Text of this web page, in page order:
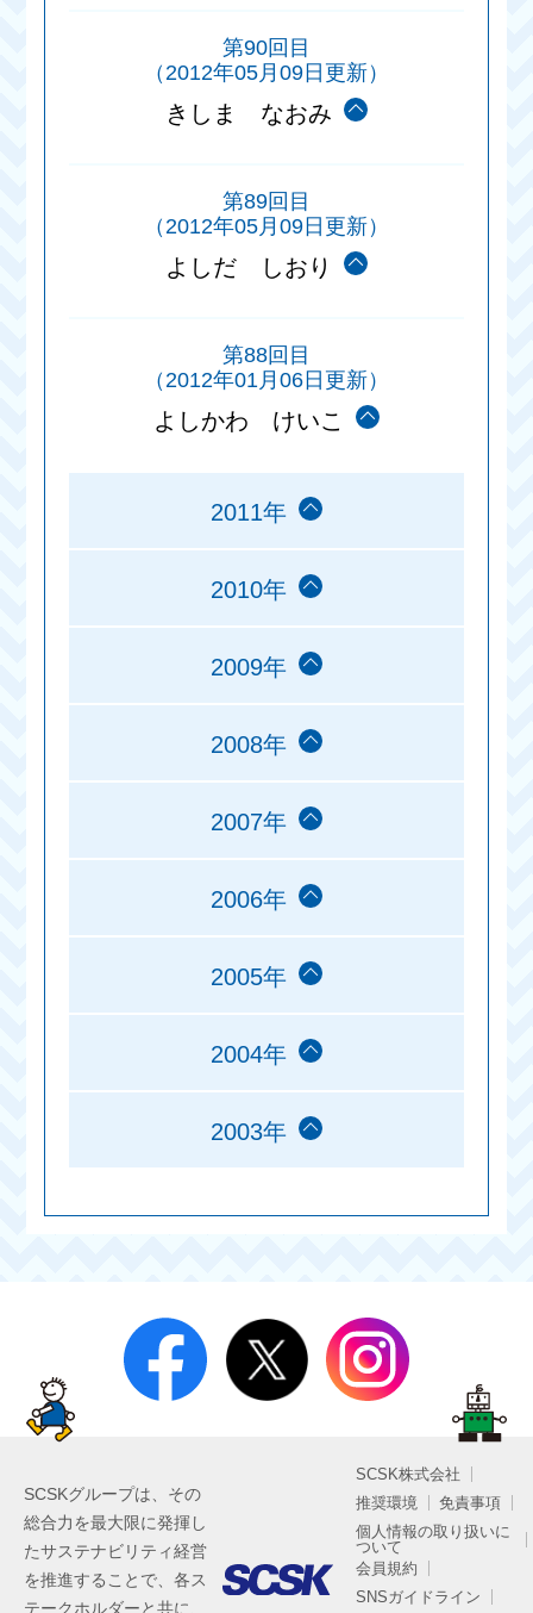
第90回目
（2012年05月09日更新）
きしま なおみ
第89回目
（2012年05月09日更新）
よしだ しおり
第88回目
（2012年01月06日更新）
よしかわ けいこ
2011年
2010年
2009年
2008年
2007年
2006年
2005年
2004年
2003年
SCSKグループは、その
総合力を最大限に発揮し
たサステナビリティ経営
を推進することで、各ス
テークホルダーと共に、
SCSK株式会社
推奨環境
免責事項
個人情報の取り扱いに
ついて
会員規約
SNSガイドライン